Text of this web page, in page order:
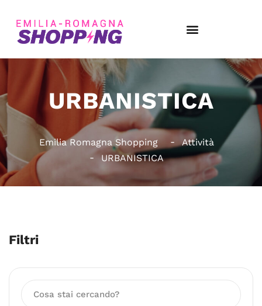
URBANISTICA
Emilia Romagna Shopping
Attività
URBANISTICA
Filtri